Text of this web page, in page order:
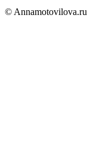
© Annamotovilova.ru